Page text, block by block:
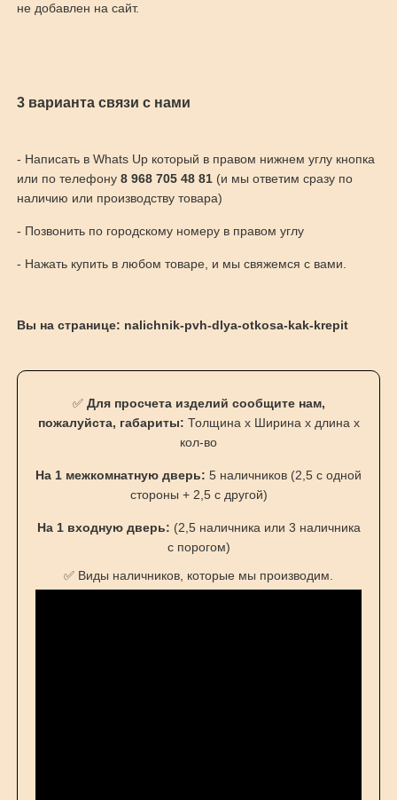
не добавлен на сайт.
3 варианта связи с нами
- Написать в Whats Up который в правом нижнем углу кнопка
или по телефону 8 968 705 48 81(и мы ответим сразу по
наличию или производству товара)
- Позвонить по городскому номеру в правом углу
- Нажать купить в любом товаре, и мы свяжемся с вами.
Вы на странице: nalichnik-pvh-dlya-otkosa-kak-krepit
✅ Для просчета изделий сообщите нам,
пожалуйста, габариты: Толщина х Ширина х длина х
кол-во
На 1 межкомнатную дверь: 5 наличников (2,5 с одной
стороны + 2,5 с другой)
На 1 входную дверь: (2,5 наличника или 3 наличника
с порогом)
✅ Виды наличников, которые мы производим.